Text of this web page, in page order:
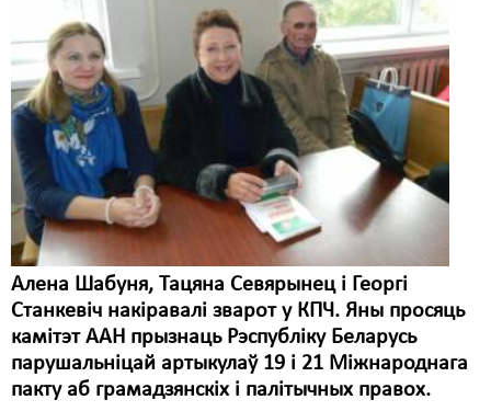
Алена Шабуня, Тацяна Севярынец і Георгі
Станкевіч накіравалі зварот у КПЧ. Яны просяць
камітэт ААН прызнаць Рэспубліку Беларусь
парушальніцай артыкулаў 19 і 21 Міжнароднага
пакту аб грамадзянскіх і палітычных правох.
Дзяржава
Дыскрымінацыя
Затрыманьні
Карная псыхіятрыя
КПЧ ААН
Культурныя правы
Мігранты
Мірныя сходы